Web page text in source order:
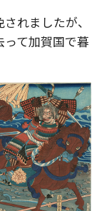
れましたが、
て加賀国で暮